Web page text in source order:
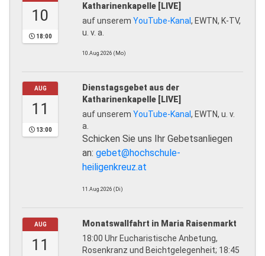
10
18:00
Katharinenkapelle [LIVE]
auf unserem YouTube-Kanal, EWTN, K-TV,
u. v. a.
10.Aug.2026 (Mo)
AUG
11
13:00
Dienstagsgebet aus der
Katharinenkapelle [LIVE]
auf unserem YouTube-Kanal, EWTN, u. v.
a.
Schicken Sie uns Ihr Gebetsanliegen
an: gebet@hochschule-
heiligenkreuz.at
11.Aug.2026 (Di)
AUG
11
Monatswallfahrt in Maria Raisenmarkt
18:00 Uhr Eucharistische Anbetung,
Rosenkranz und Beichtgelegenheit; 18:45